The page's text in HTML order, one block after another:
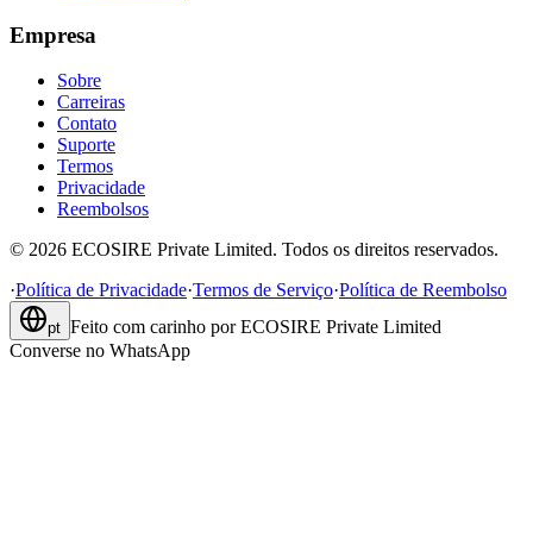
Empresa
Sobre
Carreiras
Contato
Suporte
Termos
Privacidade
Reembolsos
© 2026 ECOSIRE Private Limited. Todos os direitos reservados.
·Política de Privacidade·Termos de Serviço·Política de Reembolso
pt Feito com carinho por ECOSIRE Private Limited
Converse no WhatsApp